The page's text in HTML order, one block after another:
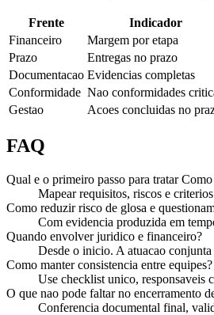
Frente Indicador
Financeiro
Margem por etapa
Prazo
Entregas no prazo
Documentacao Evidencias completas
Conformidade Nao conformidades
Gestao
Acoes concluidas no
FAQ
Qual e o primeiro passo para tratar
Mapear requisitos, riscos e
Como reduzir risco de glosa e
Com evidencia produzida em
Quando envolver juridico e financeiro?
Desde o inicio. A atuacao
Como manter consistencia entre equipes?
Use checklist unico, responsaveis
O que nao pode faltar no encerramento
Conferencia documental final,